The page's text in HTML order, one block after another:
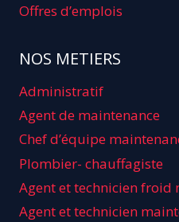
Offres d’emplois
NOS METIERS
Administratif
Agent de maintenance
Chef d’équipe
Plombier- chauffagiste
Agent et technicien froid
Agent et technicien